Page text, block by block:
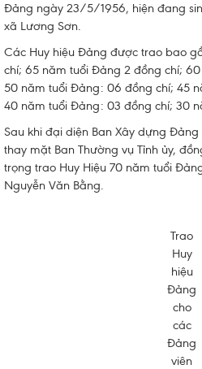
Đảng ngày 23/5/1956, hiện đang
xã Lương Sơn.
Các Huy hiệu Đảng được trao bao
chí; 65 năm tuổi Đảng 2 đồng chí;
50 năm tuổi Đảng: 06 đồng chí; 45
40 năm tuổi Đảng: 03 đồng chí; 30
Sau khi đại diện Ban Xây dựng
thay mặt Ban Thường vụ Tỉnh ủy,
trọng trao Huy Hiệu 70 năm tuổi
Nguyễn Văn Bằng.
Trao
Huy
hiệu
Đảng
cho
các
Đảng
viên